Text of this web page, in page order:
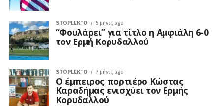
STOPLEKTO 5 μήνες ago
“Φουλάρει” για τίτλο η Αμφιάλη 6-0
τον Ερμή Κορυδαλλού
STOPLEKTO 7 μήνες ago
Ο έμπειρος πορτιέρο Κώστας
Καραδήμας ενισχύει τον Ερμής
Κορυδαλλού